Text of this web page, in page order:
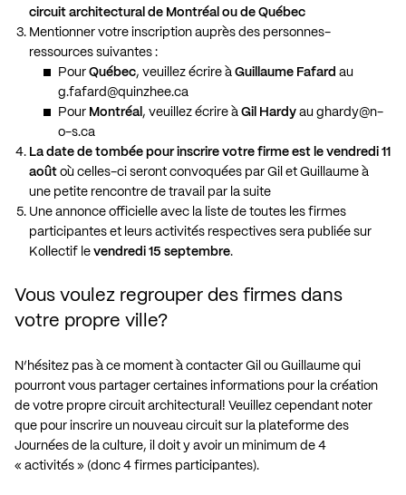
circuit architectural de Montréal ou de Québec
Mentionner votre inscription auprès des personnes-
ressources suivantes :
Pour Québec, veuillez écrire à Guillaume Fafard au
g.fafard@quinzhee.ca
Pour Montréal , veuillez écrire à Gil Hardy au ghardy@n-
o-s.ca
La date de tombée pour inscrire votre firme est le vendredi 11
août où celles-ci seront convoquées par Gil et Guillaume à
une petite rencontre de travail par la suite
Une annonce officielle avec la liste de toutes les firmes
participantes et leurs activités respectives sera publiée sur
Kollectif le vendredi 15 septembre.
Vous voulez regrouper des firmes dans
votre propre ville?
N’hésitez pas à ce moment à contacter Gil ou Guillaume qui
pourront vous partager certaines informations pour la création
de votre propre circuit architectural! Veuillez cependant noter
que pour inscrire un nouveau circuit sur la plateforme des
Journées de la culture, il doit y avoir un minimum de 4
« activités » (donc 4 firmes participantes).